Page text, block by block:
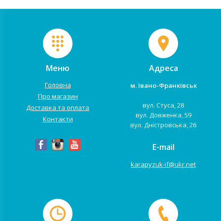
Меню
Головна
Про магазин
Доставка та оплата
Контакти
Адреса
м. Івано-Франківськ
вул. Стуса, 28
вул. Довженка, 59
вул. Дністровська, 26
E-mail
karapyzuk-if@ukr.net